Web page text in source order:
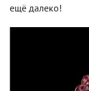
ещё далеко!